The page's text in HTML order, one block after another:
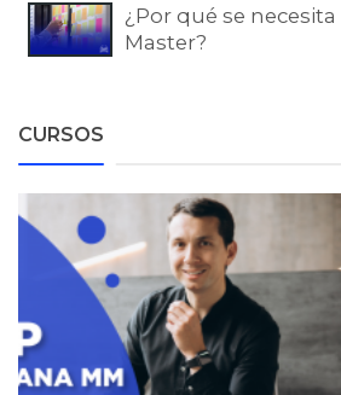
¿Por qué se
Master?
CURSOS